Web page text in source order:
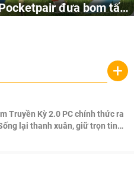
đưa bom tấn
từ công ty game Nhật Bản
+
Truyền Kỳ 2.0 PC chính thức ra
lại thanh xuân, giữ trọn tinh